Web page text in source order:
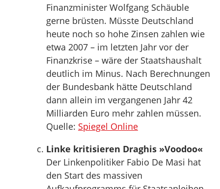
Finanzminister Wolfgang Schäuble
gerne brüsten. Müsste Deutschland
heute noch so hohe Zinsen zahlen wie
etwa 2007 – im letzten Jahr vor der
Finanzkrise – wäre der Staatshaushalt
deutlich im Minus. Nach Berechnungen
der Bundesbank hätte Deutschland
dann allein im vergangenen Jahr 42
Milliarden Euro mehr zahlen müssen.
Quelle: Spiegel Online
Linke kritisieren Draghis »Voodoo«
Der Linkenpolitiker Fabio De Masi hat
den Start des massiven